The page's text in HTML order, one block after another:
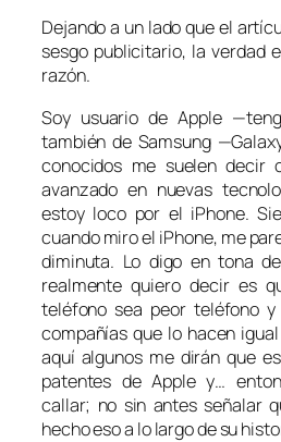
Dejando a un lado que el
sesgo publicitario, la verdad
razón.
Soy usuario de Apple
también de Samsung
conocidos me suelen decir
avanzado en nuevas
estoy loco por el iPhone.
cuando miro el iPhone, me
diminuta. Lo digo en tona
realmente quiero decir es
teléfono sea peor teléfono
compañías que lo hacen
aquí algunos me dirán que
patentes de Apple y…
callar; no sin antes señalar
hecho eso a lo largo de su